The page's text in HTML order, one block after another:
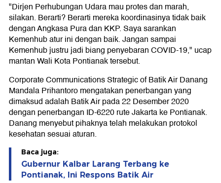
"Dirjen Perhubungan Udara mau protes dan marah,
silakan. Berarti? Berarti mereka koordinasinya tidak baik
dengan Angkasa Pura dan KKP. Saya sarankan
Kemenhub atur ini dengan baik. Jangan sampai
Kemenhub justru jadi biang penyebaran COVID-19," ucap
mantan Wali Kota Pontianak tersebut.
Corporate Communications Strategic of Batik Air Danang
Mandala Prihantoro mengatakan penerbangan yang
dimaksud adalah Batik Air pada 22 Desember 2020
dengan penerbangan ID-6220 rute Jakarta ke Pontianak.
Danang menyebut pihaknya telah melakukan protokol
kesehatan sesuai aturan.
Baca juga:
Gubernur Kalbar Larang Terbang ke
Pontianak, Ini Respons Batik Air